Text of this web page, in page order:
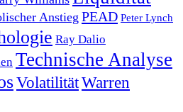
Anstieg PEAD Peter Lynch
Ray Dalio
Technische Analyse
VolatilitätWarren